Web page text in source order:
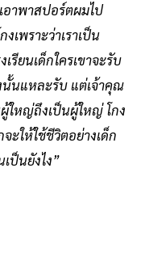
อาพาสปอร์ตผมไป
เพราะว่าเราเป็น
รียนเด็กใครเขาจะรับ
นั้นแหละรับ แต่เจ้าคุณ
ผู้ใหญ่ถึงเป็นผู้ใหญ่ โกง
จะให้ใช้ชีวิตอย่างเด็ก
ป็นยังไง”